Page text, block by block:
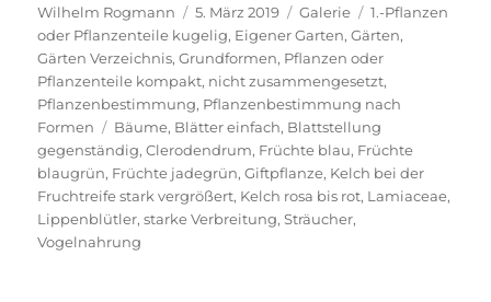
Autor
Wilhelm Rogmann
Veröffentlicht
am
5. März 2019 Format
Galerie Kategorien
1.-Pflanzen
oder Pflanzenteile kugelig, Eigener Garten,Gärten,
Gärten Verzeichnis,Grundformen, Pflanzen oder
Pflanzenteile kompakt, nicht zusammengesetzt,
Pflanzenbestimmung, Pflanzenbestimmung nach
Formen
Schlagwörter
Bäume, Blätter einfach, Blattstellung
gegenständig,Clerodendrum, Früchte blau, Früchte
blaugrün, Früchte jadegrün,Giftpflanze, Kelch bei der
Fruchtreife stark vergrößert, Kelch rosa bis rot, Lamiaceae,
Lippenblütler,starke Verbreitung,Sträucher,
Vogelnahrung